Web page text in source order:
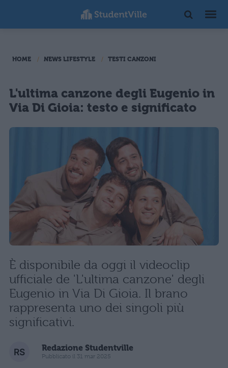
HOME NEWS LIFESTYLE TESTI CANZONI
L'ultima canzone degli Eugenio in
Via Di Gioia: testo e significato
È disponibile da oggi il videoclip
ufficiale de 'L'ultima canzone' degli
Eugenio in Via Di Gioia. Il brano
rappresenta uno dei singoli più
significativi.
Redazione Studentville
Pubblicato il 31 mar 2025